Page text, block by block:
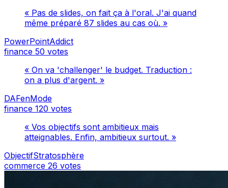
« Pas de slides, on fait ça à l'oral. J'ai quand
même préparé 87 slides au cas où. »
PowerPointAddict
finance 50 votes
« On va 'challenger' le budget. Traduction :
on a plus d'argent. »
DAFenMode
finance 120 votes
« Vos objectifs sont ambitieux mais
atteignables. Enfin, ambitieux surtout. »
ObjectifStratosphère
commerce 26 votes